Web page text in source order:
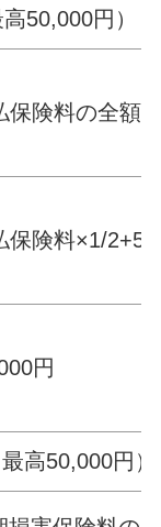
50,000円）
保険料の全額
保険料×1/
円
高50,000円）